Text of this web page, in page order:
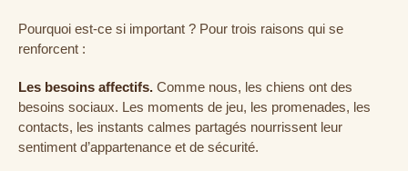
Pourquoi est-ce si important ? Pour trois raisons qui se
renforcent :
Les besoins affectifs. Comme nous, les chiens ont des
besoins sociaux. Les moments de jeu, les promenades, les
contacts, les instants calmes partagés nourrissent leur
sentiment d’appartenance et de sécurité.